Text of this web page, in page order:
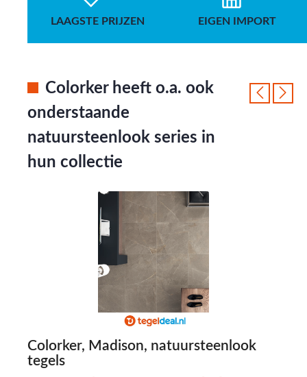
LAAGSTE PRIJZEN EIGEN IMPORT
Colorker heeft o.a. ook
onderstaande
natuursteenlook series in
hun collectie
Colorker, Madison, natuursteenlook
tegels